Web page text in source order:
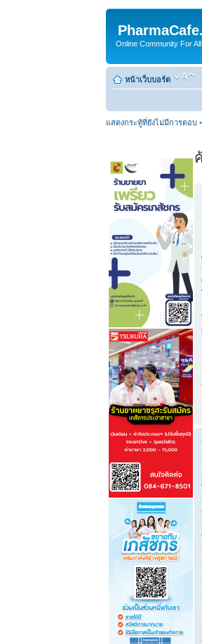
Online Community For
หน้าเว็บบอร์ด
แสดงกระทู้ที่ยังไม่มีการตอบ •